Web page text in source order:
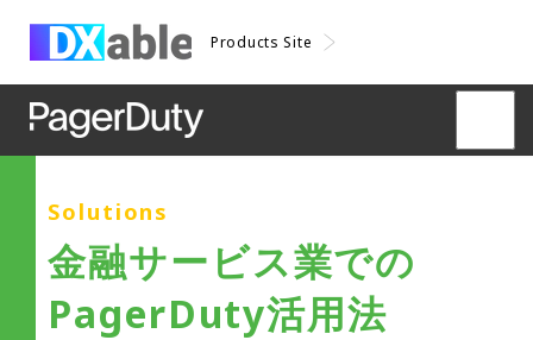
Products Site
Solutions
金融サービス業での
PagerDuty活用法